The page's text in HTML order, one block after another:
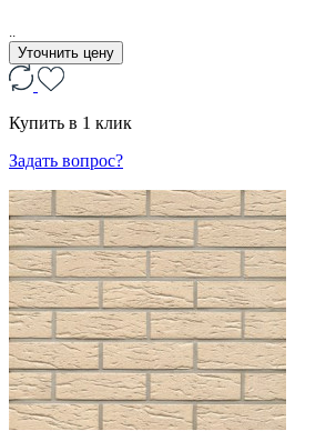
Уточнить цену
Купить в 1 клик
Задать вопрос?